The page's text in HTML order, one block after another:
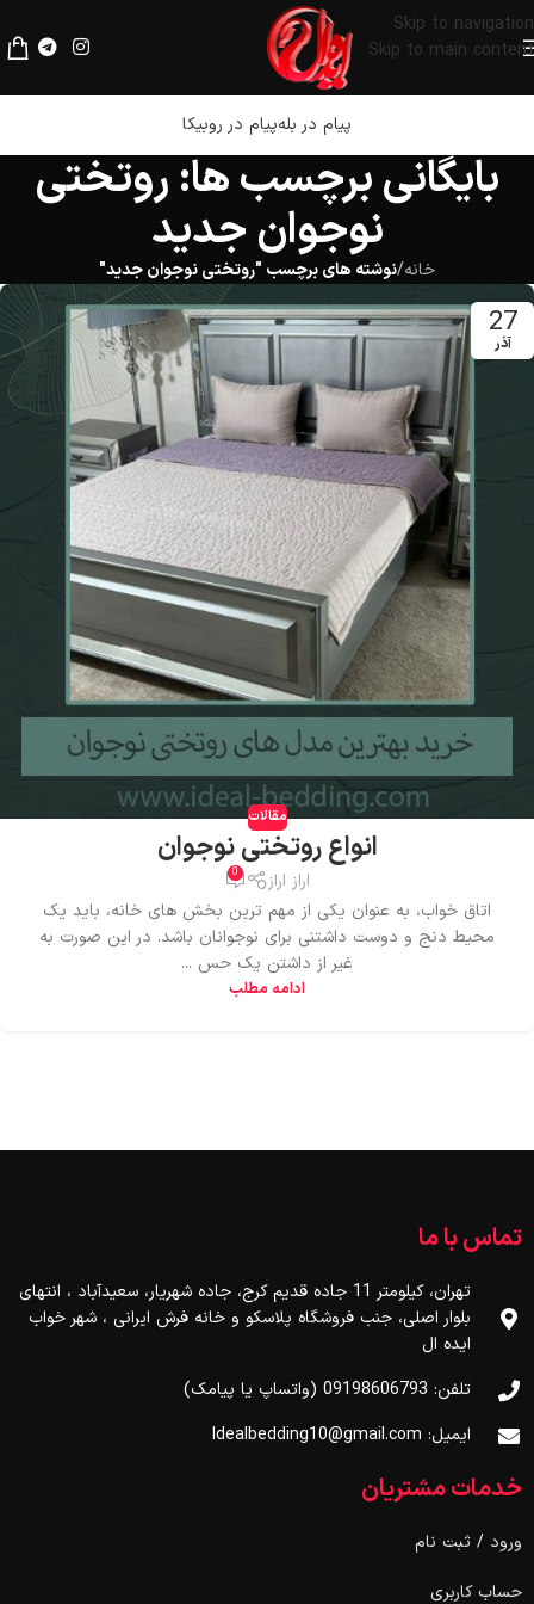
Skip to navigation
Skip to main content
لطفا قبل از پرداخت، فیلترشکن خود را خاموش کنید.
پیام در بلهپیام در روبیکا
بایگانی برچسب ها: روتختی
نوجوان جدید
خانه/نوشته های برچسب "روتختی نوجوان جدید"
27
آذر
مقالات
انواع روتختی نوجوان
اراز اراز 0
اتاق خواب، به عنوان یکی از مهم ترین بخش های خانه، باید یک
محیط دنج و دوست داشتنی برای نوجوانان باشد. در این صورت به
غیر از داشتن یک حس ...
ادامه مطلب
تماس با ما
تهران، کیلومتر 11 جاده قدیم کرج، جاده شهریار، سعیدآباد ، انتهای
بلوار اصلی، جنب فروشگاه پلاسکو و خانه فرش ایرانی ، شهر خواب
ایده ال
تلفن: 09198606793 (واتساپ یا پیامک)
ایمیل: Idealbedding10@gmail.com
خدمات مشتریان
ورود / ثبت نام
حساب کاربری